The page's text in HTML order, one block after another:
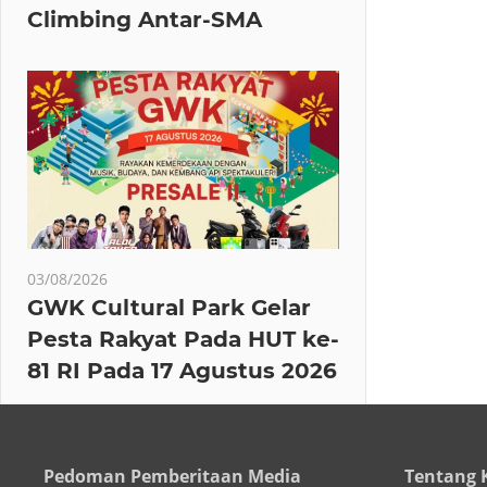
Climbing Antar-SMA
03/08/2026
GWK Cultural Park Gelar
Pesta Rakyat Pada HUT ke-
81 RI Pada 17 Agustus 2026
Pedoman Pemberitaan Media Tentang